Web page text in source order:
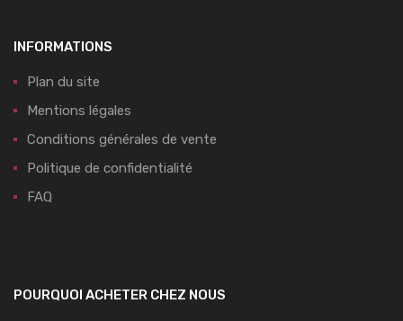
INFORMATIONS
Plan du site
Mentions légales
Conditions générales de vente
Politique de confidentialité
FAQ
POURQUOI ACHETER CHEZ NOUS